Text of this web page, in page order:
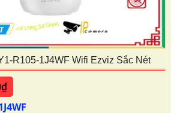
R105-1J4WF Wifi Ezviz Sắc Nét